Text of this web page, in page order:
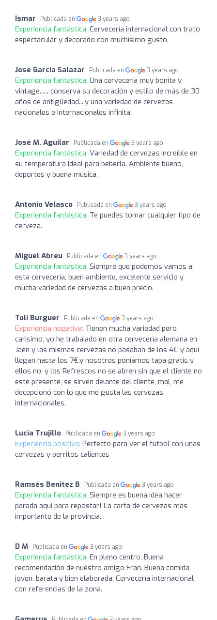
Ismar Publicada en 3 years ago
Experiencia fantástica: Cervecería internacional con trato
espectacular y decorado con muchísimo gusto.
Jose Garcia Salazar Publicada en 3 years ago
Experiencia fantástica: Una cerveceria muy bonita y
vintage...... conserva su decoración y estilo de más de 30
años de antigüedad....y una variedad de cervezas
nacionales e Internacionales infinita.
José M. Aguilar Publicada en 3 years ago
Experiencia fantástica: Variedad de cervezas increíble en
su temperatura ideal para beberla. Ambiente bueno,
deportes y buena música.
Antonio Velasco Publicada en 3 years ago
Experiencia fantástica: Te puedes tomar cualquier tipo de
cerveza.
Miguel Abreu Publicada en 3 years ago
Experiencia fantástica: Siempre que podemos vamos a
esta cervecería, buen ambiente, excelente servicio y
mucha variedad de cervezas a buen precio.
Toli Burguer Publicada en 3 years ago
Experiencia negativa: Tienen mucha variedad pero
carisimo, yo he trabajado en otra cervecería alemana en
Jaén y las mismas cervezas no pasaban de los 4€ y aquí
llegan hasta los 7€,y nosotros poníamos tapa gratis y
ellos no, y los Refrescos no se abren sin que el cliente no
esté presente, se sirven delante del cliente, mal, me
decepcionó con lo que me gusta las cervezas
internacionales.
Lucía Trujillo Publicada en 3 years ago
Experiencia positiva: Perfecto para ver el fútbol con unas
cervezas y perritos calientes
Ramsés Benitez B Publicada en 3 years ago
Experiencia fantástica: Siempre es buena idea hacer
parada aquí para repostar! La carta de cervezas más
importante de la provincia.
D M Publicada en 3 years ago
Experiencia fantástica: En pleno centro. Buena
recomendación de nuestro amigo Fran. Buena comida,
joven, barata y bien elaborada. Cervecería internacional
con referencias de la zona.